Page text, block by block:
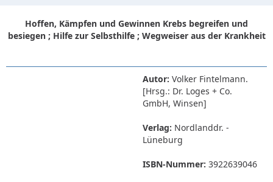
Hoffen, Kämpfen und Gewinnen Krebs begreifen und
besiegen ; Hilfe zur Selbsthilfe ; Wegweiser aus der Krankheit
Autor: Volker Fintelmann.
[Hrsg.: Dr. Loges + Co.
GmbH, Winsen]
Verlag: Nordlanddr. -
Lüneburg
ISBN-Nummer: 3922639046